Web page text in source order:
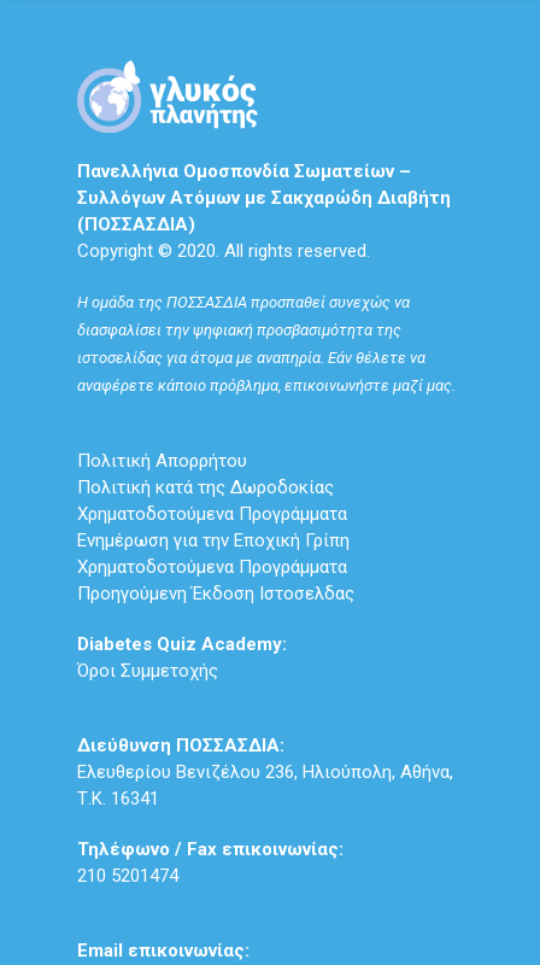
Πανελλήνια Ομοσπονδία Σωματείων –
Συλλόγων Ατόμων με Σακχαρώδη Διαβήτη
(ΠΟΣΣΑΣΔΙΑ)
Copyright © 2020. All rights reserved.
Η ομάδα της ΠΟΣΣΑΣΔΙΑ προσπαθεί συνεχώς να
διασφαλίσει την ψηφιακή προσβασιμότητα της
ιστοσελίδας για άτομα με αναπηρία. Εάν θέλετε να
αναφέρετε κάποιο πρόβλημα, επικοινωνήστε μαζί μας.
Πολιτική Απορρήτου
Πολιτική κατά της Δωροδοκίας
Χρηματοδοτούμενα Προγράμματα
Ενημέρωση για την Εποχική Γρίπη
Χρηματοδοτούμενα Προγράμματα
Προηγούμενη Έκδοση Ιστοσελδας
Diabetes Quiz Academy:
Όροι Συμμετοχής
Διεύθυνση ΠΟΣΣΑΣΔΙΑ:
Ελευθερίου Βενιζέλου 236, Ηλιούπολη, Αθήνα,
Τ.Κ. 16341
Τηλέφωνο / Fax επικοινωνίας:
210 5201474
Email επικοινωνίας: